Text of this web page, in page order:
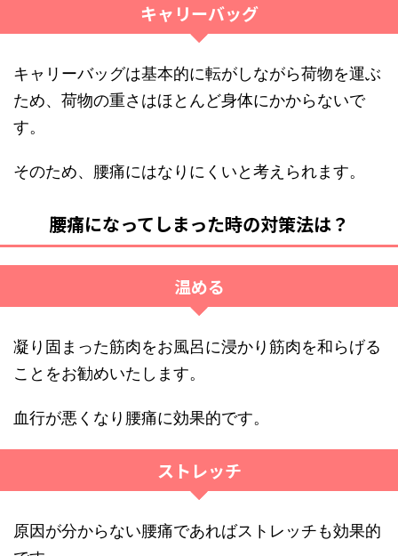
キャリーバッグ
キャリーバッグは基本的に転がしながら荷物を運ぶ
ため、荷物の重さはほとんど身体にかからないで
す。
そのため、腰痛にはなりにくいと考えられます。
腰痛になってしまった時の対策法は？
温める
凝り固まった筋肉をお風呂に浸かり筋肉を和らげる
ことをお勧めいたします。
血行が悪くなり腰痛に効果的です。
ストレッチ
原因が分からない腰痛であればストレッチも効果的